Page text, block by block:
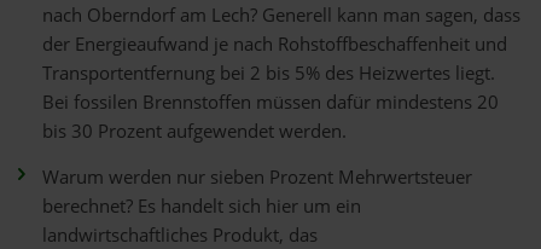
nach Oberndorf am Lech? Generell kann man sagen, dass
der Energieaufwand je nach Rohstoffbeschaffenheit und
Transportentfernung bei 2 bis 5% des Heizwertes liegt.
Bei fossilen Brennstoffen müssen dafür mindestens 20
bis 30 Prozent aufgewendet werden.
Warum werden nur sieben Prozent Mehrwertsteuer
berechnet? Es handelt sich hier um ein
landwirtschaftliches Produkt, das